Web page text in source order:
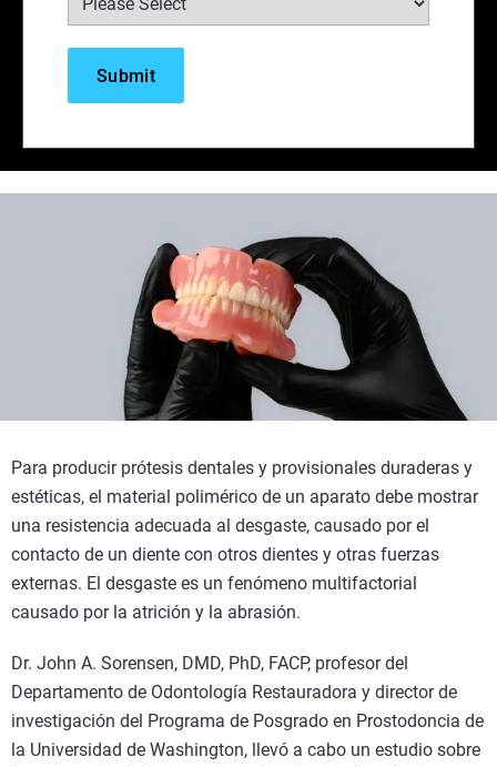
Para producir prótesis dentales y provisionales duraderas y
estéticas, el material polimérico de un aparato debe mostrar
una resistencia adecuada al desgaste, causado por el
contacto de un diente con otros dientes y otras fuerzas
externas. El desgaste es un fenómeno multifactorial
causado por la atrición y la abrasión.
Dr. John A. Sorensen, DMD, PhD, FACP, profesor del
Departamento de Odontología Restauradora y director de
investigación del Programa de Posgrado en Prostodoncia de
la Universidad de Washington, llevó a cabo un estudio sobre